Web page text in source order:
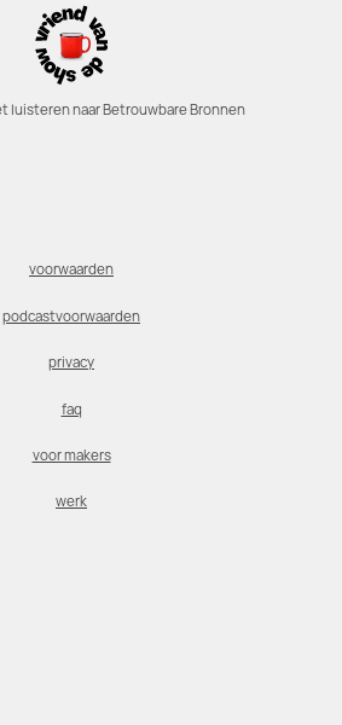
luisteren naar Betrouwbare Bronnen
voorwaarden
podcastvoorwaarden
privacy
faq
voor makers
werk